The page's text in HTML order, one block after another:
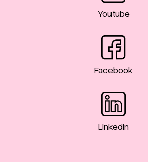
Youtube
Facebook
LinkedIn